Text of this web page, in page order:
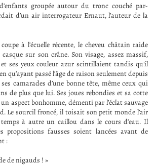
groupée autour du tronc couché par-
d’un air interrogateur Ernaut, l’auteur de la
à l’écuelle récente, le cheveu châtain raide
sur son crâne. Son visage, assez massif,
ses yeux couleur azur scintillaient tandis qu’il
qu’ayant passé l’âge de raison seulement depuis
camarades d’une bonne tête, même ceux qui
de plus que lui. Ses joues rebondies et sa cotte
aspect bonhomme, démenti par l’éclat sauvage
Le sourcil froncé, il toisait son petit monde l’air
à autre un caillou dans le cours d’eau. Il
propositions fausses soient lancées avant de
:
de nigauds ! »